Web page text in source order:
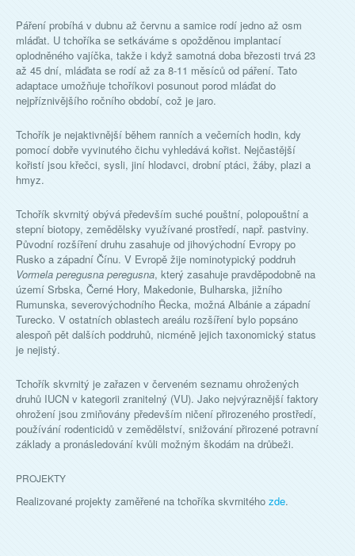
Páření probíhá v dubnu až červnu a samice rodí jedno až osm
mláďat. U tchoříka se setkáváme s opožděnou implantací
oplodněného vajíčka, takže i když samotná doba březosti trvá 23
až 45 dní, mláďata se rodí až za 8-11 měsíců od páření. Tato
adaptace umožňuje tchoříkovi posunout porod mláďat do
nejpříznivějšího ročního období, což je jaro.
Tchořík je nejaktivnější během ranních a večerních hodin, kdy
pomocí dobře vyvinutého čichu vyhledává kořist. Nejčastější
kořistí jsou křečci, sysli, jiní hlodavci, drobní ptáci, žáby, plazi a
hmyz.
Tchořík skvrnitý obývá především suché pouštní, polopouštní a
stepní biotopy, zemědělsky využívané prostředí, např. pastviny.
Původní rozšíření druhu zasahuje od jihovýchodní Evropy po
Rusko a západní Čínu. V Evropě žije nominotypický poddruh
Vormela peregusna peregusna, který zasahuje pravděpodobně na
území Srbska, Černé Hory, Makedonie, Bulharska, jižního
Rumunska, severovýchodního Řecka, možná Albánie a západní
Turecko. V ostatních oblastech areálu rozšíření bylo popsáno
alespoň pět dalších poddruhů, nicméně jejich taxonomický status
je nejistý.
Tchořík skvrnitý je zařazen v červeném seznamu ohrožených
druhů IUCN v kategorii zranitelný (VU). Jako nejvýraznější faktory
ohrožení jsou zmiňovány především ničení přirozeného prostředí,
používání rodenticidů v zemědělství, snižování přirozené potravní
základy a pronásledování kvůli možným škodám na drůbeži.
PROJEKTY
Realizované projekty zaměřené na tchoříka skvrnitého zde.